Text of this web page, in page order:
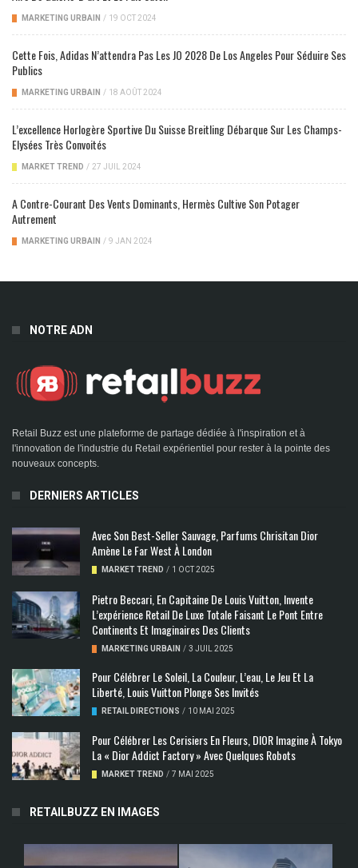
MARKETING URBAIN / 19 OCT 2024
Cette Fois, Adidas N’attendra Pas Les JO 2028 De Los Angeles Pour Séduire Ses
Publics
MARKETING URBAIN / 18 AOÛT 2024
L’excellence Horlogère Sportive Du Suisse Breitling Débarque Sur Les Champs-
Elysées Très Convoités
MARKET TREND / 27 JUIL 2024
A Contre-Courant Des Vents Dominants, Hermès Cultive Son Potager
Autrement
MARKETING URBAIN / 9 JAN 2024
NOTRE ADN
Retail Buzz est une plateforme de partage dédiée à l'inspiration et à
l'innovation de l'industrie du Retail expérientiel pour rester à la pointe des
nouveaux concepts.
DERNIERS ARTICLES
Avec Son Best-Seller Sauvage, Parfums Chrisitan Dior
Amène Le Far West À London
MARKET TREND / 1 OCT 2025
Pietro Beccari, En Capitaine De Louis Vuitton, Invente
L’expérience Retail De Luxe Totale Faisant Le Pont Entre
Continents Et Imaginaires Des Clients
MARKETING URBAIN / 3 JUIL 2025
Pour Célébrer Le Soleil, La Couleur, L’eau, Le Jeu Et La
Liberté, Louis Vuitton Plonge Ses Invités
RETAIL DIRECTIONS / 10 MAI 2025
Pour Célébrer Les Cerisiers En Fleurs, DIOR Imagine À Tokyo
La « Dior Addict Factory » Avec Quelques Robots
MARKET TREND / 7 MAI 2025
RETAILBUZZ EN IMAGES